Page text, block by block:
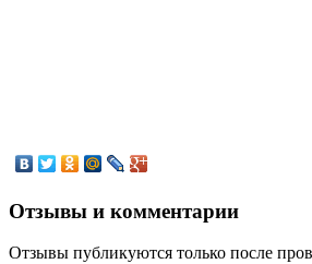
Отзывы и комментарии
Отзывы публикуются только после